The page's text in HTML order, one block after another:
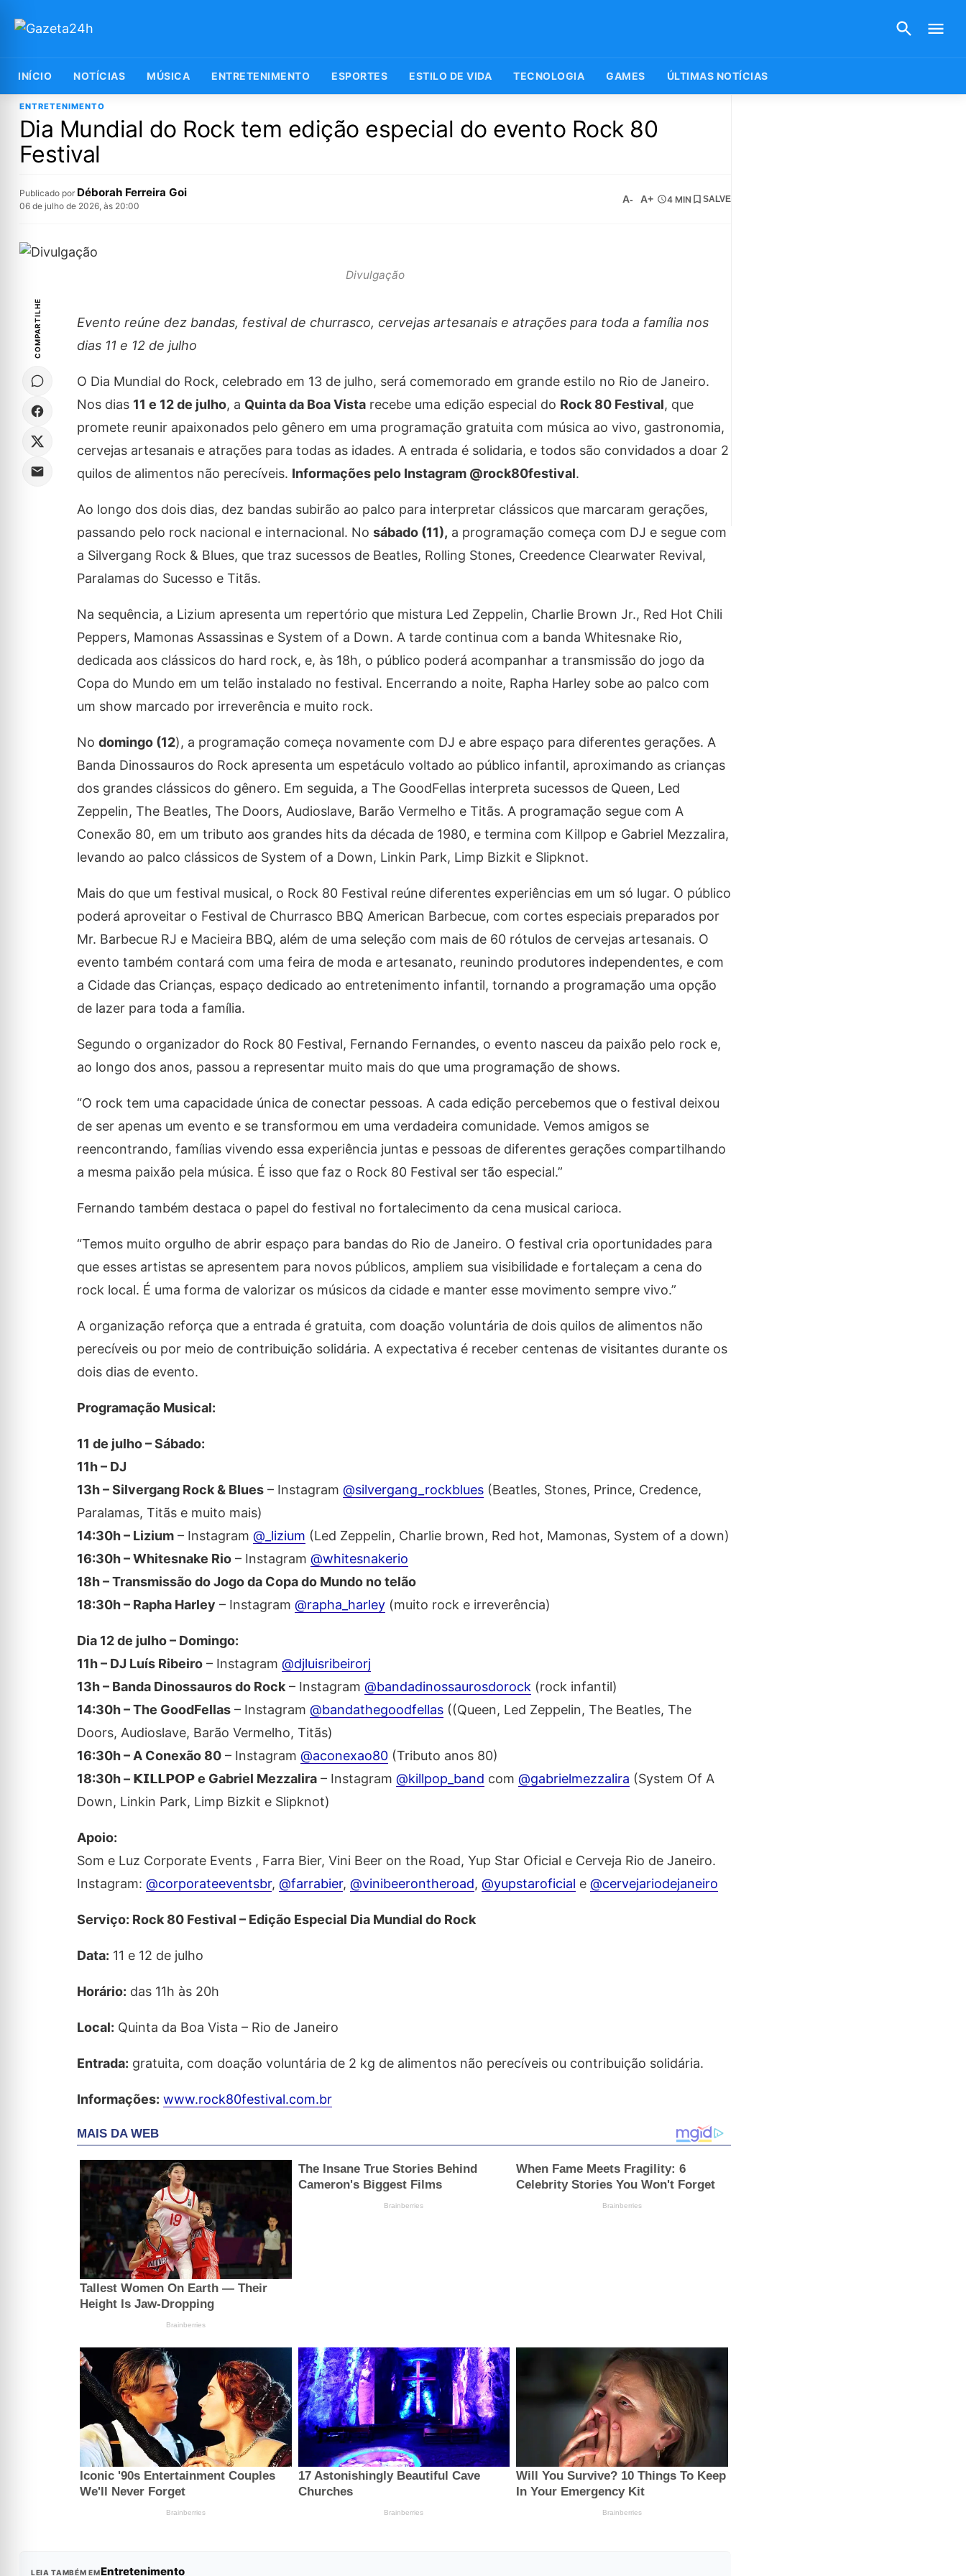
INÍCIO NOTÍCIAS MÚSICA ENTRETENIMENTO ESPORTES ESTILO DE VIDA TECNOLOGIA GAMES ÚLTIMAS NOTÍCIAS
ENTRETENIMENTO
Dia Mundial do Rock tem edição especial do evento Rock 80
Festival
Publicado por Déborah Ferreira Goi
06 de julho de 2026, às 20:00
A- A+ 4 MIN SALVE
Divulgação
COMPARTILHE
Evento reúne dez bandas, festival de churrasco, cervejas artesanais e atrações para toda a família nos
dias 11 e 12 de julho
O Dia Mundial do Rock, celebrado em 13 de julho, será comemorado em grande estilo no Rio de Janeiro.
Nos dias 11 e 12 de julho, a Quinta da Boa Vistarecebe uma edição especial do Rock 80 Festival, que
promete reunir apaixonados pelo gênero em uma programação gratuita com música ao vivo, gastronomia,
cervejas artesanais e atrações para todas as idades. A entrada é solidaria, e todos são convidados a doar 2
quilos de alimentos não perecíveis. Informações pelo Instagram @rock80festival.
Ao longo dos dois dias, dez bandas subirão ao palco para interpretar clássicos que marcaram gerações,
passando pelo rock nacional e internacional. No sábado (11), a programação começa com DJ e segue com
a Silvergang Rock & Blues, que traz sucessos de Beatles, Rolling Stones, Creedence Clearwater Revival,
Paralamas do Sucesso e Titãs.
Na sequência, a Lizium apresenta um repertório que mistura Led Zeppelin, Charlie Brown Jr., Red Hot Chili
Peppers, Mamonas Assassinas e System of a Down. A tarde continua com a banda Whitesnake Rio,
dedicada aos clássicos do hard rock, e, às 18h, o público poderá acompanhar a transmissão do jogo da
Copa do Mundo em um telão instalado no festival. Encerrando a noite, Rapha Harley sobe ao palco com
um show marcado por irreverência e muito rock.
No domingo (12), a programação começa novamente com DJ e abre espaço para diferentes gerações. A
Banda Dinossauros do Rock apresenta um espetáculo voltado ao público infantil, aproximando as crianças
dos grandes clássicos do gênero. Em seguida, a The GoodFellas interpreta sucessos de Queen, Led
Zeppelin, The Beatles, The Doors, Audioslave, Barão Vermelho e Titãs. A programação segue com A
Conexão 80, em um tributo aos grandes hits da década de 1980, e termina com Killpop e Gabriel Mezzalira,
levando ao palco clássicos de System of a Down, Linkin Park, Limp Bizkit e Slipknot.
Mais do que um festival musical, o Rock 80 Festival reúne diferentes experiências em um só lugar. O público
poderá aproveitar o Festival de Churrasco BBQ American Barbecue, com cortes especiais preparados por
Mr. Barbecue RJ e Macieira BBQ, além de uma seleção com mais de 60 rótulos de cervejas artesanais. O
evento também contará com uma feira de moda e artesanato, reunindo produtores independentes, e com
a Cidade das Crianças, espaço dedicado ao entretenimento infantil, tornando a programação uma opção
de lazer para toda a família.
Segundo o organizador do Rock 80 Festival, Fernando Fernandes, o evento nasceu da paixão pelo rock e,
ao longo dos anos, passou a representar muito mais do que uma programação de shows.
“O rock tem uma capacidade única de conectar pessoas. A cada edição percebemos que o festival deixou
de ser apenas um evento e se transformou em uma verdadeira comunidade. Vemos amigos se
reencontrando, famílias vivendo essa experiência juntas e pessoas de diferentes gerações compartilhando
a mesma paixão pela música. É isso que faz o Rock 80 Festival ser tão especial.”
Fernando também destaca o papel do festival no fortalecimento da cena musical carioca.
“Temos muito orgulho de abrir espaço para bandas do Rio de Janeiro. O festival cria oportunidades para
que esses artistas se apresentem para novos públicos, ampliem sua visibilidade e fortaleçam a cena do
rock local. É uma forma de valorizar os músicos da cidade e manter esse movimento sempre vivo.”
A organização reforça que a entrada é gratuita, com doação voluntária de dois quilos de alimentos não
perecíveis ou por meio de contribuição solidária. A expectativa é receber centenas de visitantes durante os
dois dias de evento.
Programação Musical:
11 de julho – Sábado:
11h – DJ
13h – Silvergang Rock & Blues– Instagram @silvergang_rockblues(Beatles, Stones, Prince, Credence,
Paralamas, Titãs e muito mais)
14:30h – Lizium– Instagram @_lizium (Led Zeppelin, Charlie brown, Red hot, Mamonas, System of a down)
16:30h – Whitesnake Rio– Instagram @whitesnakerio
18h – Transmissão do Jogo da Copa do Mundo no telão
18:30h – Rapha Harley – Instagram @rapha_harley(muito rock e irreverência)
Dia 12 de julho – Domingo:
11h – DJ Luís Ribeiro– Instagram @djluisribeirorj
13h – Banda Dinossauros do Rock– Instagram @bandadinossaurosdorock(rock infantil)
14:30h – The GoodFellas– Instagram @bandathegoodfellas((Queen, Led Zeppelin, The Beatles, The
Doors, Audioslave, Barão Vermelho, Titãs)
16:30h – A Conexão 80– Instagram @aconexao80(Tributo anos 80)
18:30h – 𝗞𝗜𝗟𝗟𝗣𝗢𝗣e Gabriel Mezzalira– Instagram @killpop_band com @gabrielmezzalira (System Of A
Down, Linkin Park, Limp Bizkit e Slipknot)
Apoio:
Som e Luz Corporate Events , Farra Bier, Vini Beer on the Road, Yup Star Oficial e Cerveja Rio de Janeiro.
Instagram: @corporateeventsbr, @farrabier, @vinibeerontheroad, @yupstaroficial e @cervejariodejaneiro
Serviço: Rock 80 Festival – Edição Especial Dia Mundial do Rock
Data: 11 e 12 de julho
Horário: das 11h às 20h
Local: Quinta da Boa Vista – Rio de Janeiro
Entrada: gratuita, com doação voluntária de 2 kg de alimentos não perecíveis ou contribuição solidária.
Informações: www.rock80festival.com.br
LEIA TAMBÉM EMEntretenimento